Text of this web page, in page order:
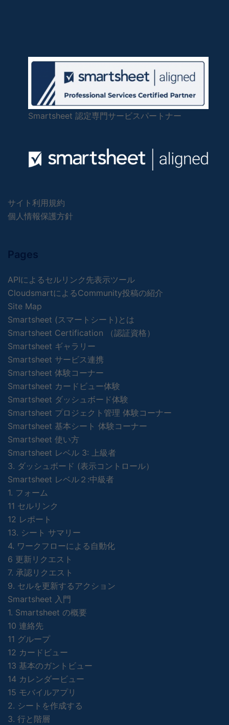
Smartsheet 認定専門サービスパートナー
サイト利用規約
個人情報保護方針
Pages
APIによるセルリンク先表示ツール
CloudsmartによるCommunity投稿の紹介
Site Map
Smartsheet (スマートシート)とは
Smartsheet Certification （認証資格）
Smartsheet ギャラリー
Smartsheet サービス連携
Smartsheet 体験コーナー
Smartsheet カードビュー体験
Smartsheet ダッシュボード体験
Smartsheet プロジェクト管理 体験コーナー
Smartsheet 基本シート 体験コーナー
Smartsheet 使い方
Smartsheet レベル 3: 上級者
3. ダッシュボード (表示コントロール）
Smartsheet レベル２:中級者
1. フォーム
11 セルリンク
12 レポート
13. シート サマリー
4. ワークフローによる自動化
6 更新リクエスト
7. 承認リクエスト
9. セルを更新するアクション
Smartsheet 入門
1. Smartsheet の概要
10 連絡先
11 グループ
12 カードビュー
13 基本のガントビュー
14 カレンダービュー
15 モバイルアプリ
2. シートを作成する
3. 行と階層